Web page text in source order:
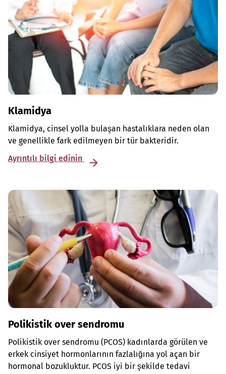
Klamidya
Klamidya, cinsel yolla bulaşan hastalıklara neden olan
ve genellikle fark edilmeyen bir tür bakteridir.
Ayrıntılı bilgi edinin
Polikistik over sendromu
Polikistik over sendromu (PCOS) kadınlarda görülen ve
erkek cinsiyet hormonlarının fazlalığına yol açan bir
hormonal bozukluktur. PCOS iyi bir şekilde tedavi